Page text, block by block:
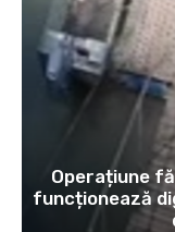
Operațiune
funcționează